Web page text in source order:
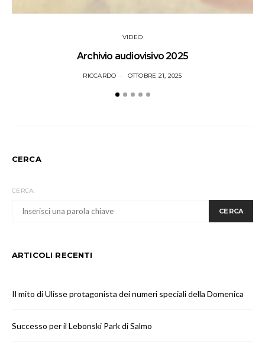
VIDEO
Archivio audiovisivo 2025
RICCARDO OTTOBRE 21, 2025
CERCA
CERCA:
CERCA
ARTICOLI RECENTI
Il mito di Ulisse protagonista dei numeri speciali della Domenica
Successo per il Lebonski Park di Salmo